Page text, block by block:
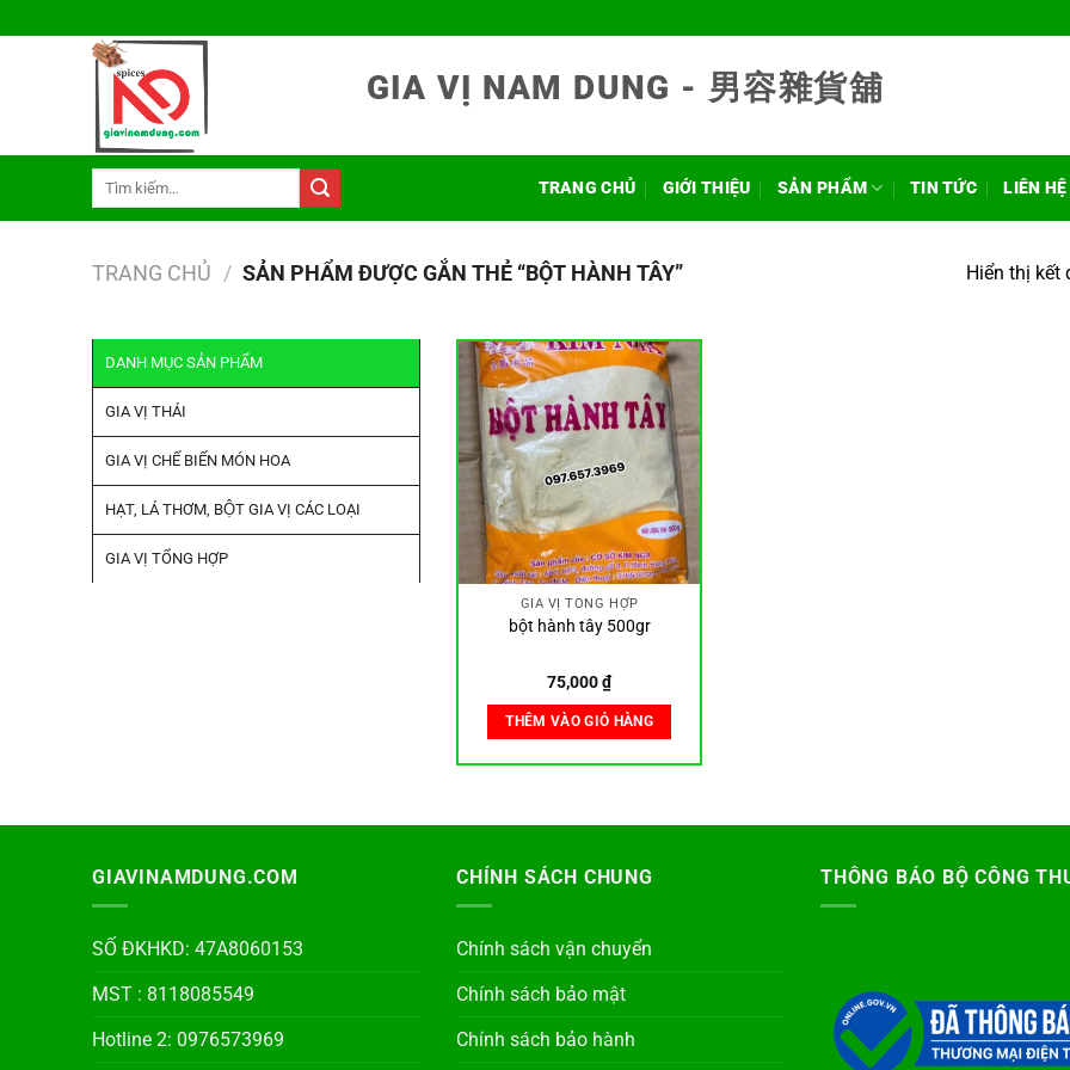
đến
GIA VỊ NAM DUNG - 男容雜貨舖
TRANG CHỦ GIỚI THIỆU SẢN PHẨM TIN TỨC LIÊN HỆ
TRANG CHỦ / SẢN PHẨM ĐƯỢC GẮN THẺ “BỘT HÀNH TÂY” Hiển thị kết
DANH MỤC SẢN PHẨM
GIA VỊ THÁI
GIA VỊ CHẾ BIẾN MÓN HOA
HẠT, LÁ THƠM, BỘT GIA VỊ CÁC LOẠI
GIA VỊ TỔNG HỢP
GIA VỊ TỔNG HỢP
bột hành tây 500gr
75,000₫
THÊM VÀO GIỎ HÀNG
GIAVINAMDUNG.COM
SỐ ĐKHKD: 47A8060153
MST : 8118085549
Hotline 2: 0976573969
CHÍNH SÁCH CHUNG
Chính sách vận chuyển
Chính sách bảo mật
Chính sách bảo hành
THÔNG BÁO BỘ CÔNG